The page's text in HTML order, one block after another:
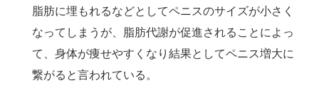
脂肪に埋もれるなどとしてペニスのサイズが小さく
なってしまうが、脂肪代謝が促進されることによっ
て、身体が痩せやすくなり結果としてペニス増大に
繋がると言われている。